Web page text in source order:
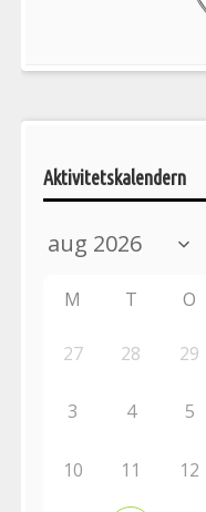
Aktivitetskalendern
M T O
27 28 29
3 4 5
10 11 12